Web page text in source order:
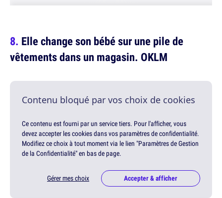
Elle change son bébé sur une pile de
vêtements dans un magasin. OKLM
Contenu bloqué par vos choix de cookies
Ce contenu est fourni par un service tiers. Pour l'afficher, vous
devez accepter les cookies dans vos paramètres de confidentialité.
Modifiez ce choix à tout moment via le lien "Paramètres de Gestion
de la Confidentialité" en bas de page.
Gérer mes choix Accepter & afficher